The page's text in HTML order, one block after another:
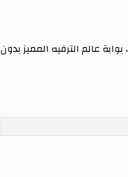
لا مزيد من البحث! ودّع التقطيع والرسوم الباهظة مع اشتراك Aroma IPTV، بوابة عالم الترفيه المميز بدون